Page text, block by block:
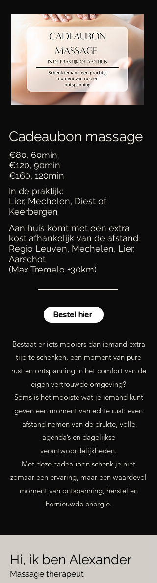
Cadeaubon massage
€80, 60min
€120, 90min
€160, 120min
In de praktijk:
Lier, Mechelen, Diest of
Keerbergen
Aan huis komt met een extra
kost afhankelijk van de afstand:
Regio Leuven, Mechelen, Lier,
Aarschot
(Max Tremelo +30km)
Bestel hier
Bestaat er iets mooiers dan iemand extra
tijd te schenken, een moment van pure
rust en ontspanning in het comfort van de
eigen vertrouwde omgeving?
Soms is het mooiste wat je iemand kunt
geven een moment van echte rust: even
afstand nemen van de drukte, volle
agenda’s en dagelijkse
verantwoordelijkheden.
Met deze cadeaubon schenk je niet
zomaar een ervaring, maar een waardevol
moment van ontspanning, herstel en
hernieuwde energie.
Hi, ik ben Alexander
Massage therapeut